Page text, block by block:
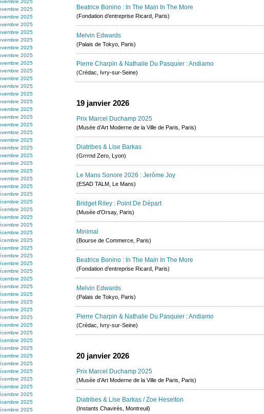
2025
2025
2025
2025
2025
2025
2025
2025
2025
2025
2025
2025
2025
2025
2025
2025
2025
2025
2025
2025
2025
2025
2025
2025
2025
2025
2025
2025
2025
2025
2025
2025
2025
2025
2025
2025
2025
2025
2025
2025
2025
2025
2025
2025
2025
2025
2025
2025
2025
2025
2025
2025
2025
2025
Beatrice Bonino : In The Main In The More
(Fondation d’entreprise Ricard, Paris)
Melvin Edwards
(Palais de Tokyo, Paris)
Pierre Charpin & Nathalie Du Pasquier : Andiamo
(Crédac, Ivry-sur-Seine)
19 janvier 2026
Prix Marcel Duchamp 2025
(Musée d’Art Moderne de la Ville de Paris, Paris)
Diatribes & Lise Barkas
(Grrrnd Zero, Lyon)
Le Mans Sonore 2026 : Jerôme Joy
(ESAD TALM, Le Mans)
Bridget Riley : Point De Départ
(Musée d’Orsay, Paris)
Minimal
(Bourse de Commerce, Paris)
Beatrice Bonino : In The Main In The More
(Fondation d’entreprise Ricard, Paris)
Melvin Edwards
(Palais de Tokyo, Paris)
Pierre Charpin & Nathalie Du Pasquier : Andiamo
(Crédac, Ivry-sur-Seine)
20 janvier 2026
Prix Marcel Duchamp 2025
(Musée d’Art Moderne de la Ville de Paris, Paris)
Diatribes & Lise Barkas / Zoe Heselton
(Instants Chavirés, Montreuil)